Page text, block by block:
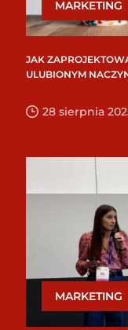
MARKETING
JAK
ULUBIONYM
28 sierpnia
MARKETING